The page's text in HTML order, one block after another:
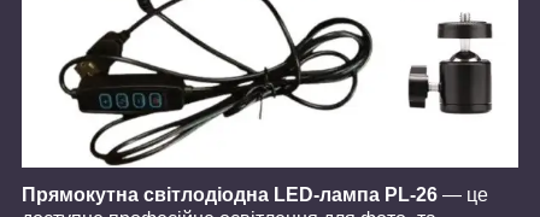
Прямокутна світлодіодна LED-лампа PL-26 — це